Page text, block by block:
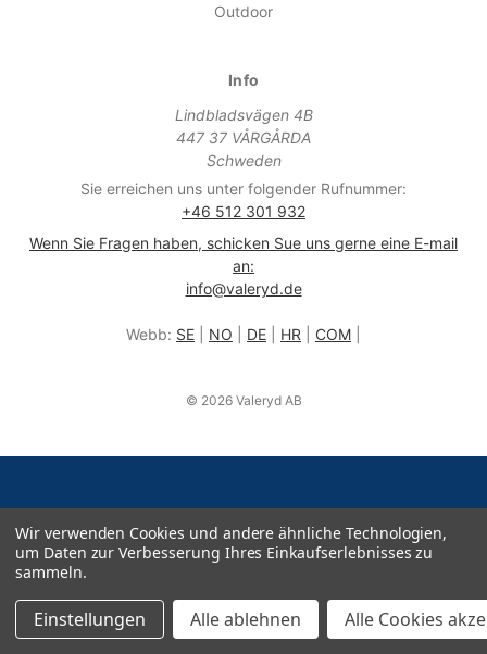
Outdoor
Info
Lindbladsvägen 4B
447 37 VÅRGÅRDA
Schweden
Sie erreichen uns unter folgender Rufnummer:
+46 512 301 932
Wenn Sie Fragen haben, schicken Sue uns gerne eine E-mail
an:
info@valeryd.de
Webb: SE NO DE HR COM
© 2026 Valeryd AB
Wir verwenden Cookies und andere ähnliche Technologien,
um Daten zur Verbesserung Ihres Einkaufserlebnisses zu
sammeln.
Einstellungen Alle ablehnen Alle Cookies